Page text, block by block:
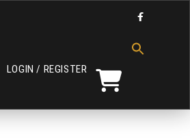

LOGIN / REGISTER